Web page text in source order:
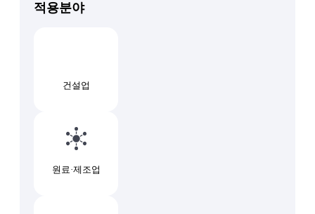
적용분야
건설업
원료·제조업